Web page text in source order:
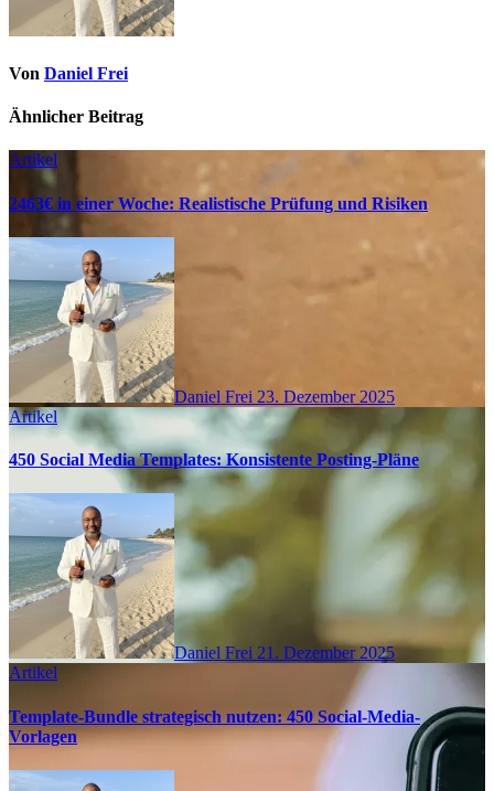
Von Daniel Frei
Ähnlicher Beitrag
Artikel
2463€ in einer Woche: Realistische Prüfung und Risiken
Daniel Frei 23. Dezember 2025
Artikel
450 Social Media Templates: Konsistente Posting‑Pläne
Daniel Frei 21. Dezember 2025
Artikel
Template-Bundle strategisch nutzen: 450 Social-Media-
Vorlagen